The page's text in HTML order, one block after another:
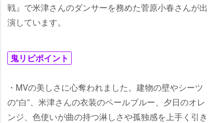
戦』で米津さんのダンサーを務めた菅原小春さんが出
演しています。
鬼リピポイント
・MVの美しさに心奪われました。建物の壁やシーツ
の“白”、米津さんの衣装のペールブルー、夕日のオレ
ンジ、色使いが曲の持つ淋しさや孤独感を上手く引き